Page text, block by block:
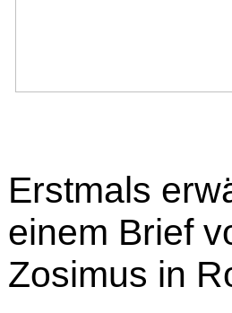
Erstmals
einem Brief
Zosimus in